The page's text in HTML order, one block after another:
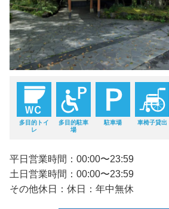
多目的トイ
レ
多目的駐車
場
駐車場 車椅子貸出
平日営業時間：00:00〜23:59
土日営業時間：00:00〜23:59
その他休日：休日：年中無休